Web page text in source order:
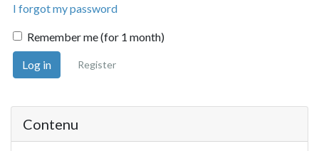
I forgot my password
Remember me (for 1 month)
Log in Register
Contenu